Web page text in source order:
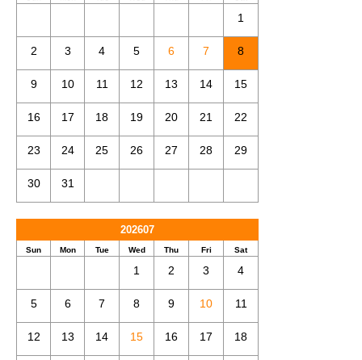
1
2 3 4 5 6 7 8
9 10 11 12 13 14 15
16 17 18 19 20 21 22
23 24 25 26 27 28 29
30 31
202607
Sun Mon Tue Wed Thu Fri Sat
1 2 3 4
5 6 7 8 9 10 11
12 13 14 15 16 17 18